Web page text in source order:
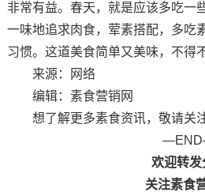
非常有益。春天，就是应该多吃一
一味地追求肉食，荤素搭配，多吃
习惯。这道美食简单又美味，不得
来源：网络
编辑：素食营销网
想了解更多素食资讯，敬请关
欢迎转发
关注素食